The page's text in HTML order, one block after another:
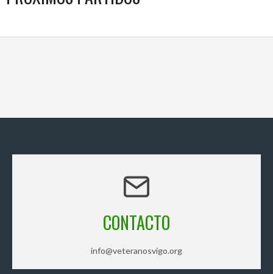
CONTACTO
info@veteranosvigo.org